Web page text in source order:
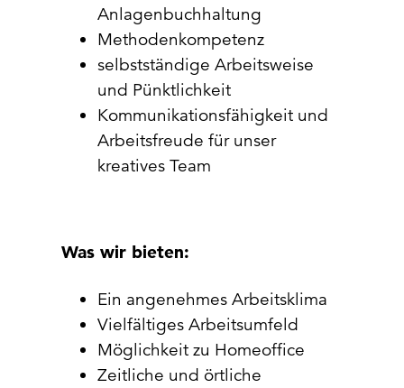
Anlagenbuchhaltung
Methodenkompetenz
selbstständige Arbeitsweise
und Pünktlichkeit
Kommunikationsfähigkeit und
Arbeitsfreude für unser
kreatives Team
Was wir bieten:
Ein angenehmes Arbeitsklima
Vielfältiges Arbeitsumfeld
Möglichkeit zu Homeoffice
Zeitliche und örtliche